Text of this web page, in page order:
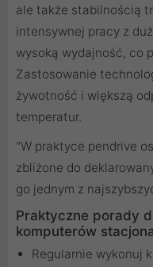
ale także stabilnością
intensywnej pracy z
wysoką wydajność, co
Zastosowanie
żywotność i większą
temperatur.
"W praktyce pendrive
zbliżone do
go jednym z
Praktyczne porady
komputerów
Regularnie wykonuj